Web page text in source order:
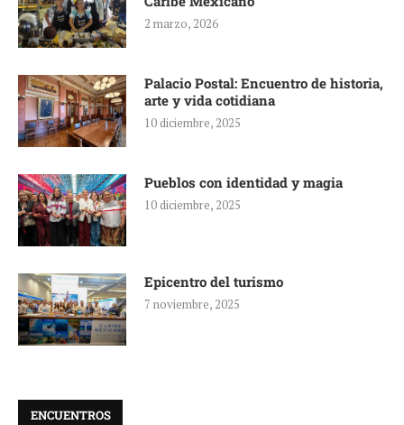
2 marzo, 2026
Palacio Postal: Encuentro de historia,
arte y vida cotidiana
10 diciembre, 2025
Pueblos con identidad y magia
10 diciembre, 2025
Epicentro del turismo
7 noviembre, 2025
ENCUENTROS